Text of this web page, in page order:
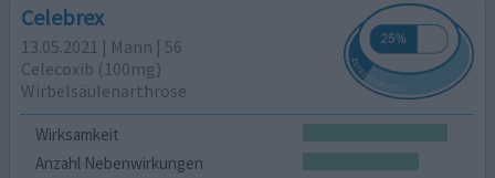
Celebrex
13.05.2021 | Mann | 56
Celecoxib (100mg)
Wirbelsäulenarthrose
Wirksamkeit
Anzahl Nebenwirkungen